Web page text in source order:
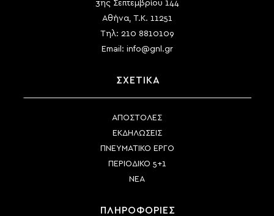
3ης Σεπτεμβρίου 144
Αθήνα, Τ.Κ. 11251
Τηλ: 210 8810109
Email: info@gnl.gr
ΣΧΕΤΙΚΑ
ΑΠΟΣΤΟΛΕΣ
ΕΚΔΗΛΩΣΕΙΣ
ΠΝΕΥΜΑΤΙΚΟ ΕΡΓΟ
ΠΕΡΙΟΔΙΚΟ 5+1
ΝΕΑ
ΠΛΗΡΟΦΟΡΙΕΣ